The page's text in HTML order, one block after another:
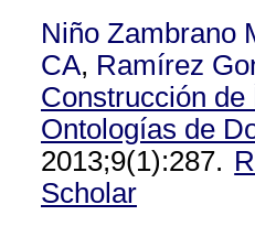
Niño Zambrano
CA, Ramírez
Construcción
Ontologías de
2013;9(1):287.
Scholar